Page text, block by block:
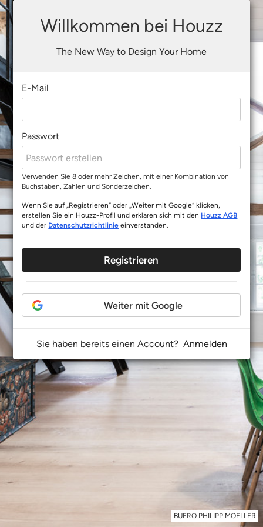
BUERO PHILIPP MOELLER
Willkommen bei Houzz
The New Way to Design Your Home
E-Mail
Passwort
Verwenden Sie 8 oder mehr Zeichen, mit einer Kombination von
Buchstaben, Zahlen und Sonderzeichen.
Wenn Sie auf „Registrieren“ oder „Weiter mit Google“ klicken,
erstellen Sie ein Houzz-Profil und erklären sich mit den Houzz AGB
und der Datenschutzrichtlinie einverstanden.
Registrieren
Weiter mit Google
Sie haben bereits einen Account? Anmelden